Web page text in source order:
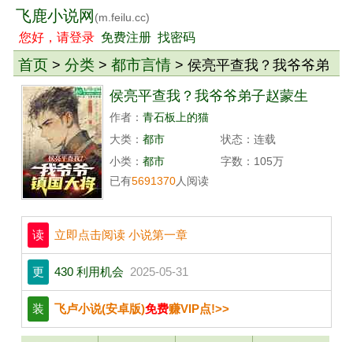
飞鹿小说网 (m.feilu.cc)
您好，请登录 免费注册 找密码
首页 > 分类 > 都市言情 > 侯亮平查我？我爷爷弟
子赵蒙生
侯亮平查我？我爷爷弟子赵蒙生
作者： 青石板上的猫
大类： 都市
状态：连载
小类： 都市
字数：105万
已有5691370人阅读
读 立即点击阅读 小说第一章
更 430 利用机会 2025-05-31
装 飞卢小说(安卓版)免费赚VIP点!>>